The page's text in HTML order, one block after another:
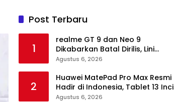
Post Terbaru
1
realme GT 9 dan Neo 9
Dikabarkan Batal Dirilis, Lini
Flagship realme Terancam
Agustus 6, 2026
2
Huawei MatePad Pro Max Resmi
Hadir di Indonesia, Tablet 13 Inci
Tertipis dan Teringan
Agustus 6, 2026